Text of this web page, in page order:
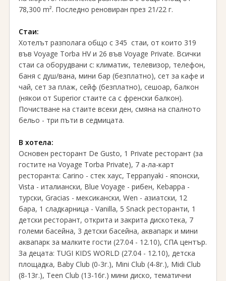
78,300 m². Последно реновиран през 21/22 г.
Стаи:
Хотелът разполага общо с 345 стаи, от които 319
във Voyage Torba HV и 26 във Voyage Private. Всички
стаи са оборудвани с: климатик, телевизор, телефон,
баня с душ/вана, мини бар (безплатно), сет за кафе и
чай, сет за плаж, сейф (безплатно), сешоар, балкон
(някои от Superior стаите са с френски балкон).
Почистване на стаите всеки ден, смяна на спалното
бельо - три пъти в седмицата.
В хотела:
Основен ресторант De Gusto, 1 Private ресторант (за
гостите на Voyage Torba Private), 7 а-ла-карт
ресторанта: Carino - стек хаус, Teppanyaki - японски,
Vista - италиански, Blue Voyage - рибен, Kebappa -
турски, Gracias - мексикански, Wen - азиатски, 12
бара, 1 сладкарница - Vanilla, 5 Snack ресторанти, 1
детски ресторант, открита и закрита дискотека, 7
големи басейна, 3 детски басейна, аквапарк и мини
аквапарк за малките гости (27.04 - 12.10), СПА център.
За децата: TUGI KIDS WORLD (27.04 - 12.10), детска
площадка, Baby Club (0-3г.), Mini Club (4-8г.), Midi Club
(8-13г.), Teen Club (13-16г.) мини диско, тематични